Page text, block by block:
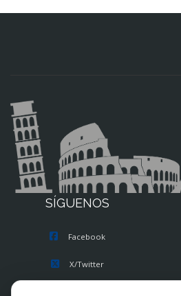
SÍGUENOS
Facebook
X/Twitter